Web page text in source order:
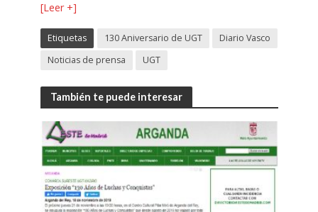
[Leer +]
Etiquetas 130 Aniversario de UGT
Diario Vasco
Noticias de prensa
UGT
También te puede interesar